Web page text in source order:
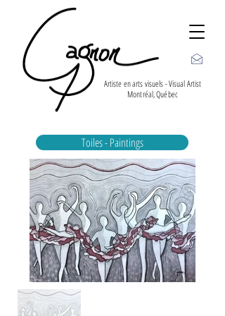
Artiste en arts visuels - Visual Artist
Montréal, Québec
Toiles - Paintings